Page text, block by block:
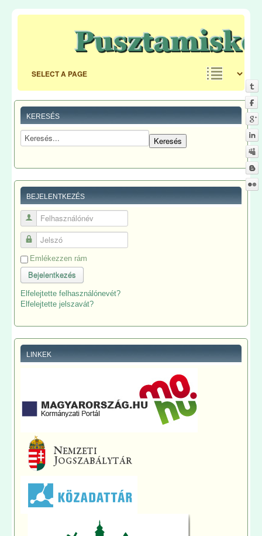
KERESÉS
BEJELENTKEZÉS
Felhasználónév
Jelszó
Emlékezzen rám
Bejelentkezés
Elfelejtette felhasználónevét?
Elfelejtette jelszavát?
LINKEK